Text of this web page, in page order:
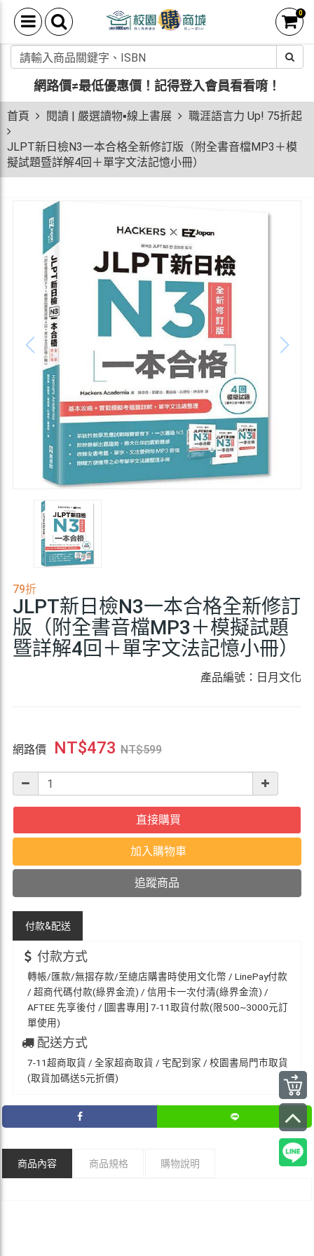
0
網路價≠最低優惠價！ 記得登入會員看看唷！
首頁 閱讀 | 嚴選讀物▪線上書展 職涯語言力 Up! 75折起
JLPT新日檢N3一本合格全新修訂版（附全書音檔MP3＋模
擬試題暨詳解4回＋單字文法記憶小冊）
79折
JLPT新日檢N3一本合格全新修訂
版（附全書音檔MP3＋模擬試題
暨詳解4回＋單字文法記憶小冊）
產品編號：日月文化
網路價 NT$473 NT$599
直接購買
加入購物車
追蹤商品
付款&配送
付款方式
轉帳/匯款/無摺存款/至總店購書時使用文化幣 / LinePay付款
/ 超商代碼付款(綠界金流) / 信用卡一次付清(綠界金流) /
AFTEE 先享後付 / [圖書專用] 7-11取貨付款(限500~3000元訂
單使用)
配送方式
7-11超商取貨 / 全家超商取貨 / 宅配到家 / 校園書局門市取貨
(取貨加碼送5元折價)
商品內容 商品規格 購物說明